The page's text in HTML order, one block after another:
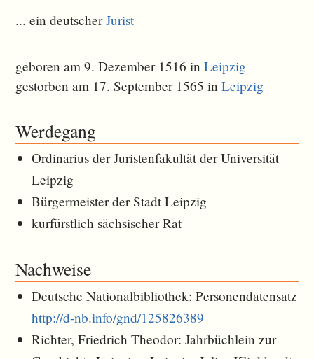
... ein deutscherJurist
geboren am 9. Dezember 1516 inLeipzig
gestorben am 17. September 1565 inLeipzig
Werdegang
Ordinarius der Juristenfakultät der Universität
Leipzig
Bürgermeister der Stadt Leipzig
kurfürstlich sächsischer Rat
Nachweise
Deutsche Nationalbibliothek: Personendatensatz
http://d-nb.info/gnd/125826389
Richter, Friedrich Theodor: Jahrbüchlein zur